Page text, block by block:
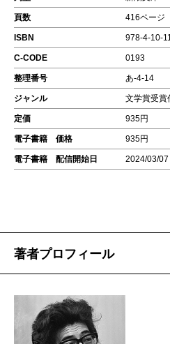
頁数 416ページ
ISBN 978-4-10-
C-CODE 0193
整理番号 あ-4-14
ジャンル 文学賞受賞
定価 935円
電子書籍 価格 935円
電子書籍 配信開始日 2024/03/07
著者プロフィール